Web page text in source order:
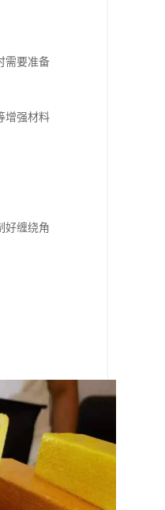
需要准备
增强材料
好缠绕角